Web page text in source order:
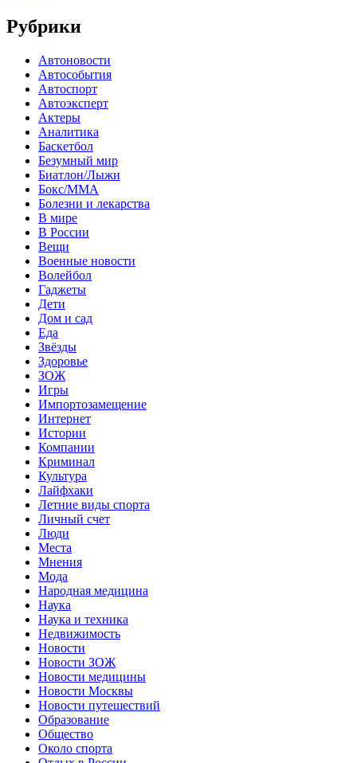
Рубрики
Автоновости
Автособытия
Автоспорт
Автоэксперт
Актеры
Аналитика
Баскетбол
Безумный мир
Биатлон/Лыжи
Бокс/MMA
Болезни и лекарства
В мире
В России
Вещи
Военные новости
Волейбол
Гаджеты
Дети
Дом и сад
Еда
Звёзды
Здоровье
ЗОЖ
Игры
Импортозамещение
Интернет
Истории
Компании
Криминал
Культура
Лайфхаки
Летние виды спорта
Личный счет
Люди
Места
Мнения
Мода
Народная медицина
Наука
Наука и техника
Недвижимость
Новости
Новости ЗОЖ
Новости медицины
Новости Москвы
Новости путешествий
Образование
Общество
Около спорта